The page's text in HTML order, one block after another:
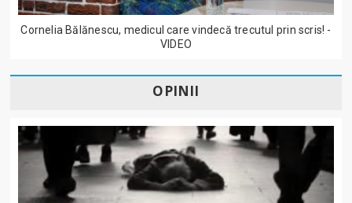
Cornelia Bălănescu, medicul care vindecă trecutul prin scris! -
VIDEO
OPINII